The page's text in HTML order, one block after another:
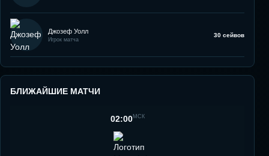
Джозеф Уолл
Игрок матча
30 сейвов
БЛИЖАЙШИЕ МАТЧИ
02:00МСК